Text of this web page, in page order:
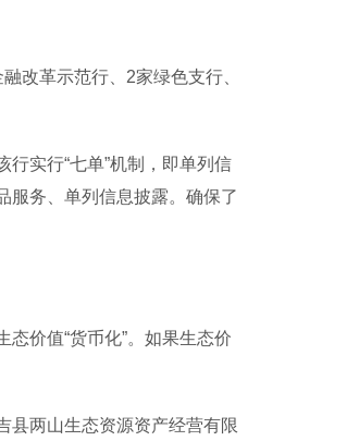
改革示范行、2家绿色支行、
实行“七单”机制，即单列信
服务、单列信息披露。确保了
价值“货币化”。如果生态价
两山生态资源资产经营有限